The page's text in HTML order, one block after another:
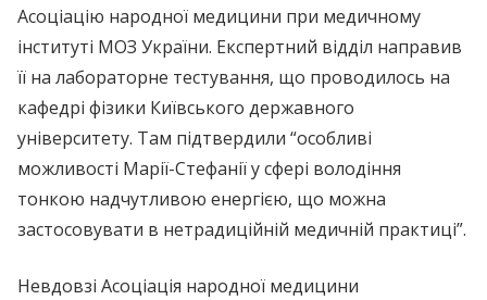
Асоціацію народної медицини при медичному
інституті МОЗ України. Експертний відділ направив
її на лабораторне тестування, що проводилось на
кафедрі фізики Київського державного
університету. Там підтвердили “особливі
можливості Марії-Стефанії у сфері володіння
тонкою надчутливою енергією, що можна
застосовувати в нетрадиційній медичній практиці”.
Невдовзі Асоціація народної медицини